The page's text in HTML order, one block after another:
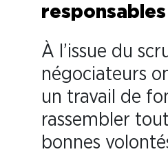
responsables
À l’issue du
négociateurs
un travail de
rassembler
bonnes